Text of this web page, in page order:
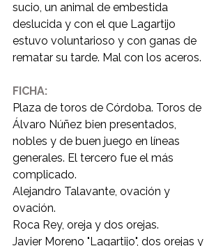
sucio, un animal de embestida
deslucida y con el que Lagartijo
estuvo voluntarioso y con ganas de
rematar su tarde. Mal con los aceros.
FICHA:
Plaza de toros de Córdoba. Toros de
Álvaro Núñez bien presentados,
nobles y de buen juego en líneas
generales. El tercero fue el más
complicado.
Alejandro Talavante, ovación y
ovación.
Roca Rey, oreja y dos orejas.
Javier Moreno "Lagartijo", dos orejas y